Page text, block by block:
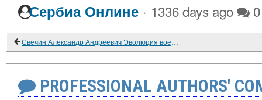
Сербиа Онлине · 1336 days ago 0
Свечин Александр Андреевич Эволюция военного искусства с древнейших времен до наших дней. Том I
PROFESSIONAL AUTHORS'